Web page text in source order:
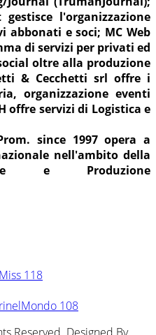
l'organizzazione
e soci; MC Web
di servizi per privati ed
oltre alla produzione
& Cecchetti srl offre i
organizzazione eventi
offre servizi di Logistica e
since 1997 opera a
nell'ambito della
e Produzione
118
108